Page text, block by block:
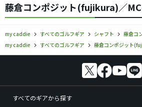
藤倉コンポジット(fujikura)／
my caddie すべてのゴルフギア シャフト 藤倉コ
my caddie
すべてのゴルフギア 藤倉コンポジット
すべてのギアから探す